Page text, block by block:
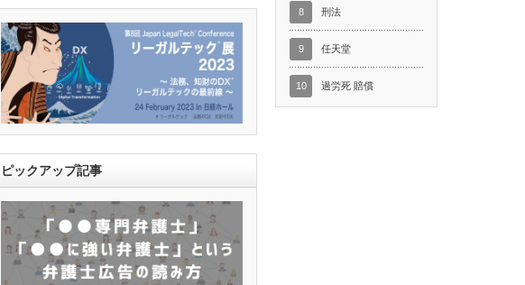
ピックアップ記事
8 刑法
9 任天堂
10 過労死 賠償